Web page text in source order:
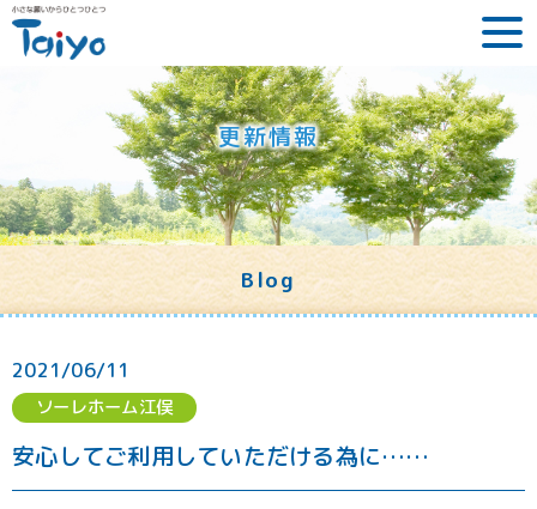
更新情報
Blog
2021/06/11
ソーレホーム江俣
安心してご利用していただける為に……